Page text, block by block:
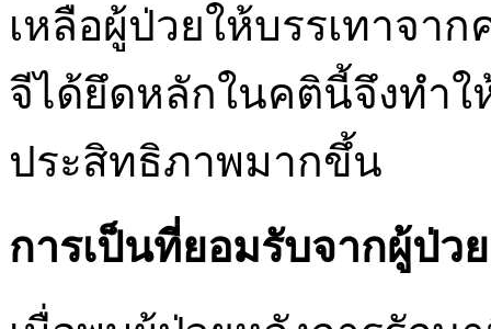
เหลือผู้ป่วยให้บรรเทาจ
จีได้ยึดหลักในคตินี้จึงทำใ
ประสิทธิภาพมากขึ้น
การเป็นที่ยอมรับจากผู้ป่ว